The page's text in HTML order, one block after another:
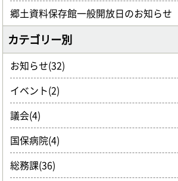
郷土資料保存館一般開放日のお知らせ
カテゴリー別
お知らせ(32)
イベント(2)
議会(4)
国保病院(4)
総務課(36)